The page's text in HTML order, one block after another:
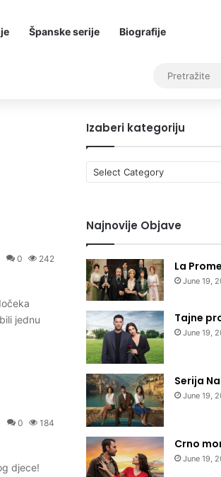
Španske serije Biografije
0 242
jednu
0 184
djece!
Izaberi kategoriju
Izaberi
kategoriju
Najnovije Objave
La
June 19,
Tajne
June 19,
Serija
June 19,
Crno
June 19,